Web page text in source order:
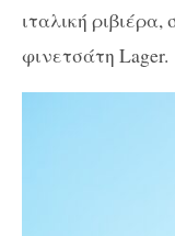
ιταλική
φινετσάτη Lager.